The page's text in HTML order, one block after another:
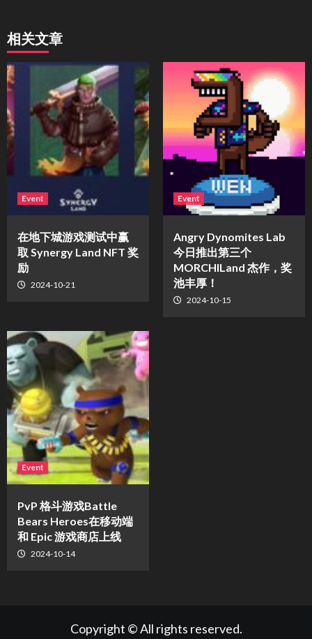
相关文章
Event
在地下城游戏测试中赢
取 Synergy Land NFT 奖
励
2024-10-21
Event
Angry Dynomites Lab
今日推出第三个
MORCHILand 杰作，奖
池丰厚！
2024-10-15
Event
PvP 格斗游戏Battle
Bears Heroes在移动端
和 Epic 游戏商店上线
2024-10-14
Copyright © All rights reserved.